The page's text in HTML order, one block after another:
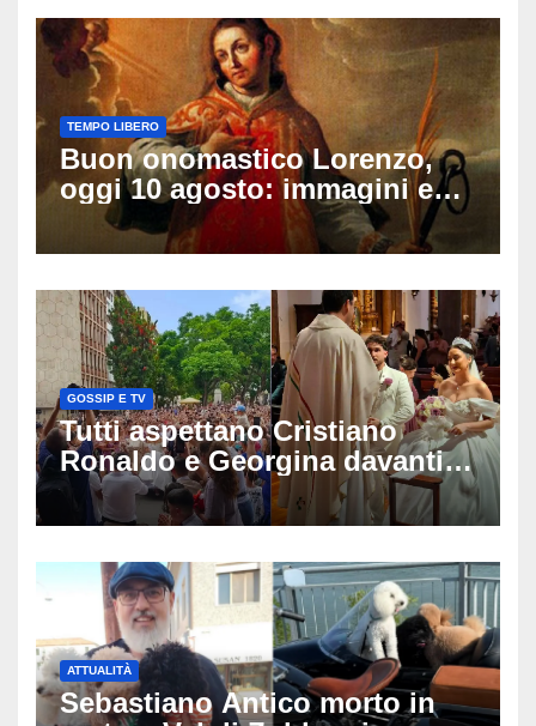
TEMPO LIBERO
Buon onomastico Lorenzo,
oggi 10 agosto: immagini e
gif di auguri da condividere
sui social
GOSSIP E TV
Tutti aspettano Cristiano
Ronaldo e Georgina davanti
alla cattedrale: ma il
matrimonio era di un’altra
ATTUALITÀ
Sebastiano Antico morto in